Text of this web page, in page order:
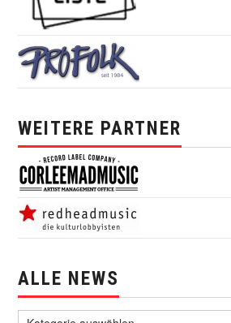
WEITERE PARTNER
ALLE NEWS